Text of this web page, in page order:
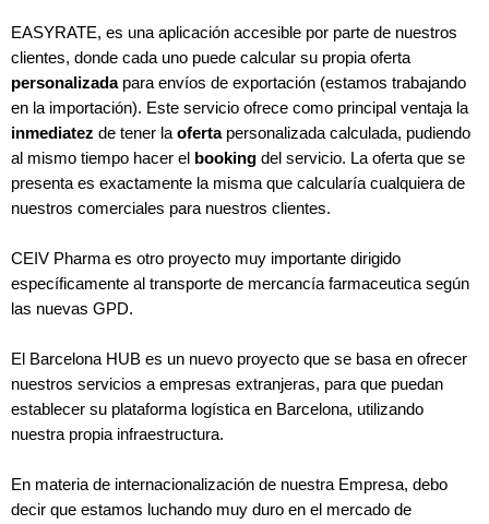
EASYRATE, es una aplicación accesible por parte de nuestros
clientes, donde cada uno puede calcular su propia oferta
personalizadapara envíos de exportación (estamos trabajando
en la importación). Este servicio ofrece como principal ventaja la
inmediatez de tener laofertapersonalizada calculada, pudiendo
al mismo tiempo hacer el
booking del servicio. La oferta que se
presenta es exactamente la misma que calcularía cualquiera de
nuestros comerciales para nuestros clientes.
CEIV Pharma es otro proyecto muy importante dirigido
específicamente al transporte de mercancía farmaceutica según
las nuevas GPD.
El Barcelona HUB es un nuevo proyecto que se basa en ofrecer
nuestros servicios a empresas extranjeras, para que puedan
establecer su plataforma logística en Barcelona, utilizando
nuestra propia infraestructura.
En materia de internacionalización de nuestra Empresa, debo
decir que estamos luchando muy duro en el mercado de